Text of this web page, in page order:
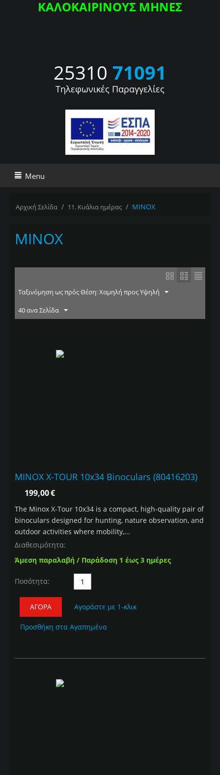
ΚΑΛΟΚΑΙΡΙΝΟΥΣ ΜΗΝΕΣ
25310 71091
Τηλεφωνικές Παραγγελίες
Menu
Αρχική Σελίδα / 11. Κυάλια ημέρας / MINOX
MINOX
Ταξινόμηση ως πρός Θέση: Χαμηλή προς Υψηλή
40 ανα Σελίδα
MINOX X-TOUR 10x34 Binoculars (80416203)
199,00€
The Minox X-Tour 10x34 is a compact, high-quality pair of
binoculars designed for hunting, nature observation, and
outdoor activities where mobility,...
Διαθεσιμότητα:
Άμεση παραλαβή / Παράδοση 1 έως 3 ημέρες
Ποσότητα:
ΑΓΟΡΆ Αγοράστε με 1-κλικ
Προσθήκη στα Αγαπημένα